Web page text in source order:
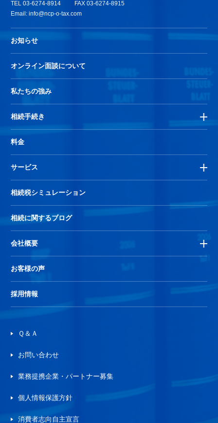
TEL03-6274-8914
FAX 03-6274-8915
Email:info@ncp-o-tax.com
お知らせ
オンライン面談について
私たちの強み
相続手続き
料金
サービス
相続税シミュレーション
相続に関するブログ
会社概要
お客様の声
採用情報
Ｑ＆Ａ
お問い合わせ
業務提携企業・パートナー募集
個人情報保護方針
消費者志向自主宣言